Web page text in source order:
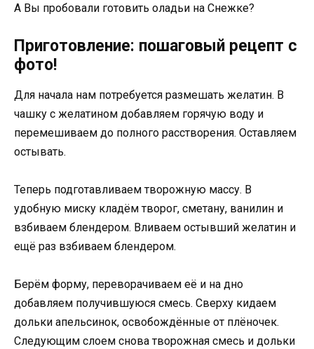
А Вы пробовали готовить оладьи на Снежке?
Приготовление: пошаговый рецепт с
фото!
Для начала нам потребуется размешать желатин. В
чашку с желатином добавляем горячую воду и
перемешиваем до полного расстворения. Оставляем
остывать.
Теперь подготавливаем творожную массу. В
удобную миску кладём творог, сметану, ванилин и
взбиваем блендером. Вливаем остывший желатин и
ещё раз взбиваем блендером.
Берём форму, переворачиваем её и на дно
добавляем получившуюся смесь. Сверху кидаем
дольки апельсинок, освобождённые от плёночек.
Следующим слоем снова творожная смесь и дольки